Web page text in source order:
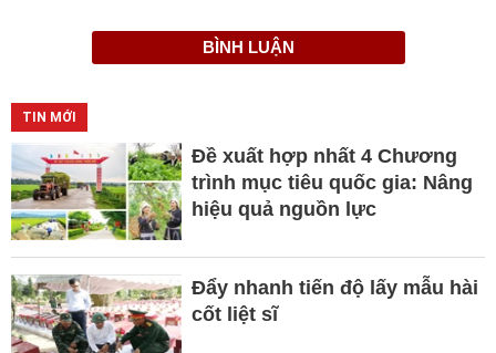
BÌNH LUẬN
TIN MỚI
Đề xuất hợp nhất 4 Chương
trình mục tiêu quốc gia: Nâng
hiệu quả nguồn lực
Đẩy nhanh tiến độ lấy mẫu hài
cốt liệt sĩ